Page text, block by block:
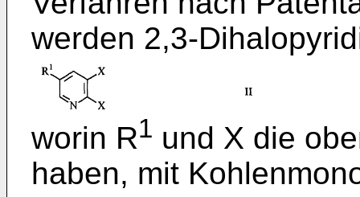
werden 2,3-
worin R1 und X die
haben, mit